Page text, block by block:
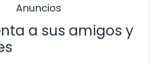
Anuncios
a sus amigos y